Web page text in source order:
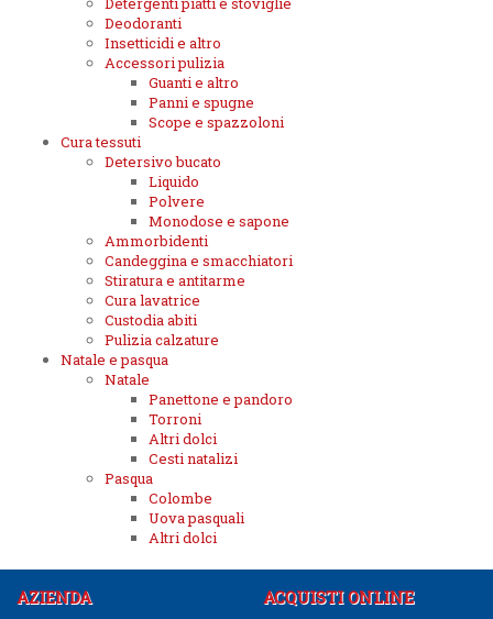
Deodoranti
Insetticidi e altro
Accessori pulizia
Guanti e altro
Panni e spugne
Scope e spazzoloni
Cura tessuti
Detersivo bucato
Liquido
Polvere
Monodose e sapone
Ammorbidenti
Candeggina e smacchiatori
Stiratura e antitarme
Cura lavatrice
Custodia abiti
Pulizia calzature
Natale e pasqua
Natale
Panettone e pandoro
Torroni
Altri dolci
Cesti natalizi
Pasqua
Colombe
Uova pasquali
Altri dolci
AZIENDA ACQUISTI ONLINE